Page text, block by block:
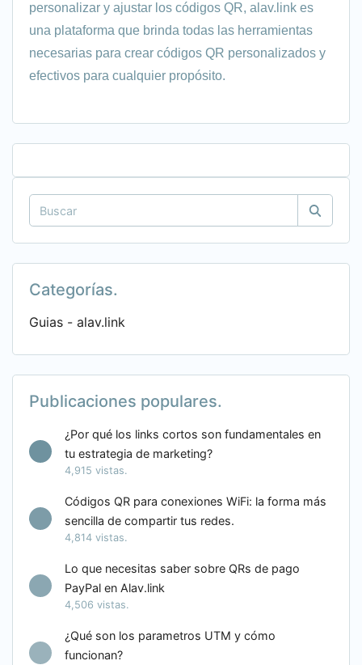
personalizar y ajustar los códigos QR, alav.link es
una plataforma que brinda todas las herramientas
necesarias para crear códigos QR personalizados y
efectivos para cualquier propósito.
Categorías.
Guias - alav.link
Publicaciones populares.
¿Por qué los links cortos son fundamentales en
tu estrategia de marketing?
4,915 vistas.
Códigos QR para conexiones WiFi: la forma más
sencilla de compartir tus redes.
4,814 vistas.
Lo que necesitas saber sobre QRs de pago
PayPal en Alav.link
4,506 vistas.
¿Qué son los parametros UTM y cómo
funcionan?